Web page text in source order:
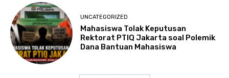
UNCATEGORIZED
Mahasiswa Tolak Keputusan
Rektorat PTIQ Jakarta soal Polemik
Dana Bantuan Mahasiswa